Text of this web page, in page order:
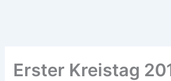
Erster Kreistag